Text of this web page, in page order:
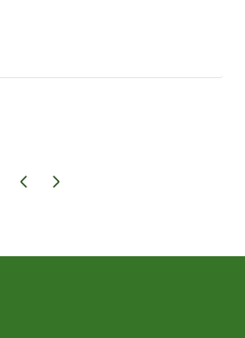
precedente
Pagina successiva